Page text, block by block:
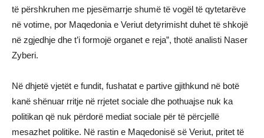
të përshkruhen me pjesëmarrje shumë të vogël të qytetarëve
në votime, por Maqedonia e Veriut detyrimisht duhet të shkojë
në zgjedhje dhe t’i formojë organet e reja”, thotë analisti Naser
Zyberi.
Në dhjetë vjetët e fundit, fushatat e partive gjithkund në botë
kanë shënuar rritje në rrjetet sociale dhe pothuajse nuk ka
politikan që nuk përdorë mediat sociale për të përcjellë
mesazhet politike. Në rastin e Maqedonisë së Veriut, pritet të